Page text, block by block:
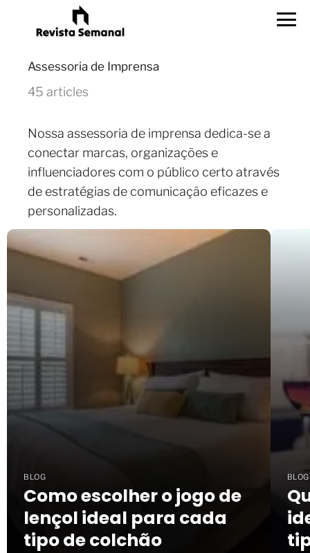
Assessoria de Imprensa
45 articles
Nossa assessoria de imprensa dedica-se a
conectar marcas, organizações e
influenciadores com o público certo através
de estratégias de comunicação eficazes e
personalizadas.
BLOG
Como escolher o jogo de
lençol ideal para cada
tipo de colchão
BLOG